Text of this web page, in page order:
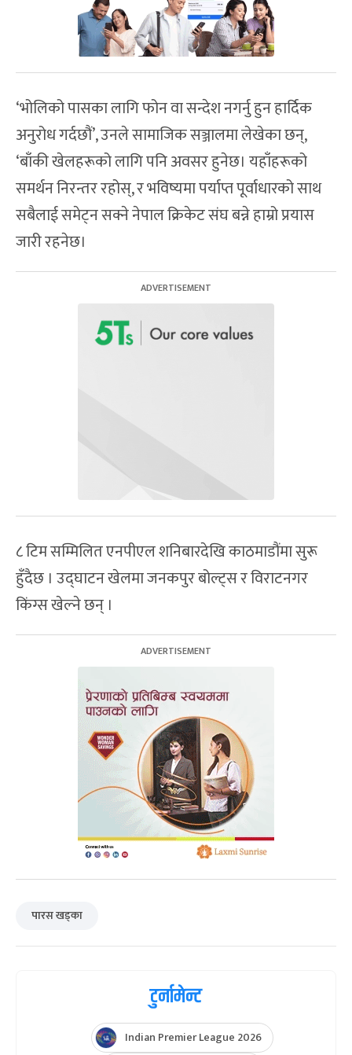
‘भोलिको पासका लागि फोन वा सन्देश नगर्नु हुन हार्दिक
अनुरोध गर्दछौं’, उनले सामाजिक सञ्जालमा लेखेका छन्,
‘बाँकी खेलहरूको लागि पनि अवसर हुनेछ। यहाँहरूको
समर्थन निरन्तर रहोस्, र भविष्यमा पर्याप्त पूर्वाधारको साथ
सबैलाई समेट्न सक्ने नेपाल क्रिकेट संघ बन्ने हाम्रो प्रयास
जारी रहनेछ।
८ टिम सम्मिलित एनपीएल शनिबारदेखि काठमाडौंमा सुरू
हुँदैछ । उद्घाटन खेलमा जनकपुर बोल्ट्स र विराटनगर
किंग्स खेल्ने‍ छन् ।
पारस खड्का
टुर्नामेन्ट
Indian Premier League 2026